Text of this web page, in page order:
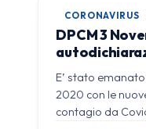
CORONAVIRUS
DPCM 3
E’ stato
2020 con le
contagio da